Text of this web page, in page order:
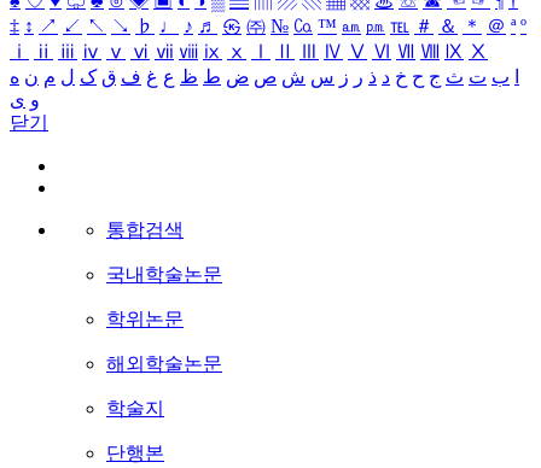
‡ ↕ ↗ ↙ ↖ ↘ ♭ ♩ ♪ ♬ ㉿ ㈜ № ㏇ ™ ㏂ ㏘ ℡ ＃ ＆ ＊ ＠ ª º
ⅰ
ⅱ ⅲ ⅳ ⅴ ⅵ ⅶ ⅷ ⅸ ⅹ Ⅳ Ⅴ Ⅵ Ⅶ Ⅷ Ⅸ Ⅹ
ب ت ث ج ح خ د ذ ر ز س ش ص ض ط ظ ع غ ف ق ک ل م ن ه
و ی
닫기
통합검색
국내학술논문
학위논문
해외학술논문
학술지
단행본